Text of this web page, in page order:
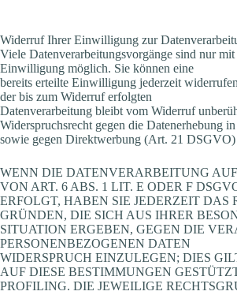
Widerruf Ihrer Einwilligung zur
Viele Datenverarbeitungsvorgänge sind nur
Einwilligung möglich. Sie können eine
bereits erteilte Einwilligung jederzeit
der bis zum Widerruf erfolgten
Datenverarbeitung bleibt vom Widerruf
Widerspruchsrecht gegen die Datenerhebung
sowie gegen Direktwerbung (Art. 21 DSGVO)
WENN DIE DATENVERARBEITUNG
VON ART. 6 ABS. 1 LIT. E ODER F
ERFOLGT, HABEN SIE JEDERZEIT DAS
GRÜNDEN, DIE SICH AUS IHRER
SITUATION ERGEBEN, GEGEN DIE
PERSONENBEZOGENEN DATEN
WIDERSPRUCH EINZULEGEN; DIES
AUF DIESE BESTIMMUNGEN
PROFILING. DIE JEWEILIGE